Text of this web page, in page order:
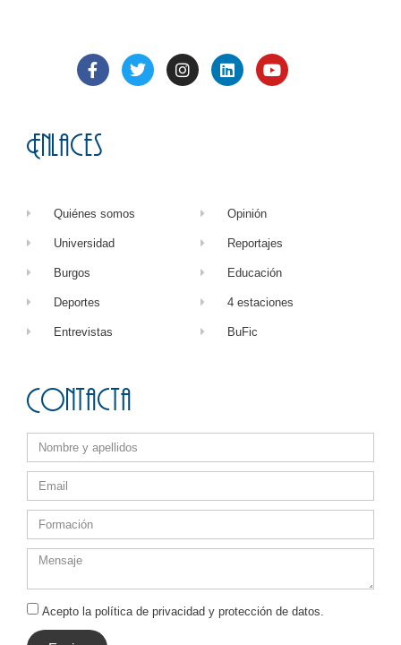
Enlaces
Quiénes somos
Universidad
Burgos
Deportes
Entrevistas
Opinión
Reportajes
Educación
4 estaciones
BuFic
Contacta
Acepto la política de privacidad y protección de datos.